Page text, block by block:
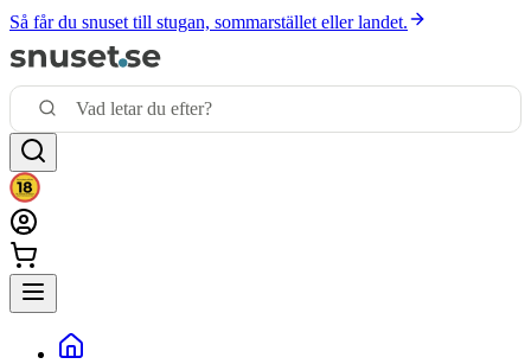
Så får du snuset till stugan, sommarstället eller landet.